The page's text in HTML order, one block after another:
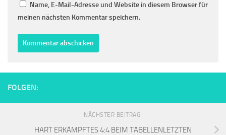
Name, E-Mail-Adresse und Website in diesem Browser für
meinen nächsten Kommentar speichern.
FOLGEN:
NÄCHSTER BEITRAG
HART ERKÄMPFTES 4:4 BEIM TABELLENLETZTEN